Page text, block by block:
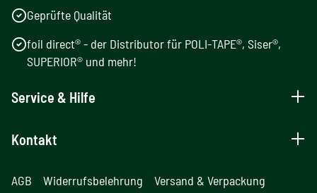
Geprüfte Qualität
foil direct® - der Distributor für POLI-TAPE®, Siser®,
SUPERIOR® und mehr!
Service & Hilfe
Kontakt
AGB Widerrufsbelehrung
Versand & Verpackung